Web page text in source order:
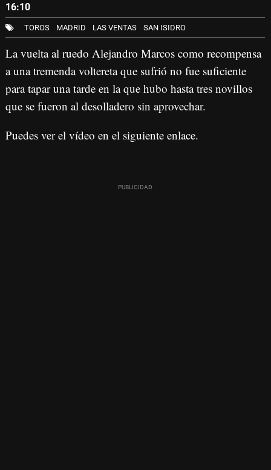
16:10
TOROS MADRID LAS VENTAS SAN ISIDRO
La vuelta al ruedo Alejandro Marcos como recompensa
a una tremenda voltereta que sufrió no fue suficiente
para tapar una tarde en la que hubo hasta tres novillos
que se fueron al desolladero sin aprovechar.
Puedes ver el vídeo en el siguiente enlace.